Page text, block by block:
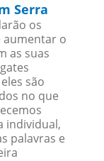
Serra
os
aumentar o
as suas
são
no que
individual,
palavras e